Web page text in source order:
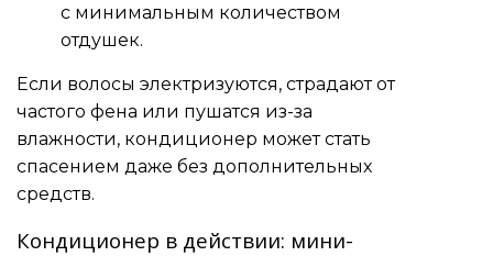
с минимальным количеством
отдушек.
Если волосы электризуются, страдают от
частого фена или пушатся из-за
влажности, кондиционер может стать
спасением даже без дополнительных
средств.
Кондиционер в действии: мини-